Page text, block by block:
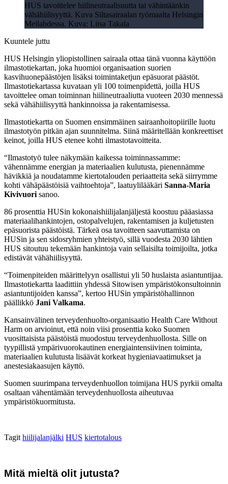
HUS tavoittelee hiilineutraalisuutta tai vähintäänkin
vähähiilisyyttä. Kuva Siltasairaalan työmaalta Helsingin
Meilahdessa. Kuva: Liisa Takala
Kuuntele juttu
HUS Helsingin yliopistollinen sairaala ottaa tänä vuonna käyttöön
ilmastotiekartan, joka huomioi organisaation suorien
kasvihuonepäästöjen lisäksi toimintaketjun epäsuorat päästöt.
Ilmastotiekartassa kuvataan yli 100 toimenpidettä, joilla HUS
tavoittelee oman toiminnan hiilineutraaliutta vuoteen 2030 mennessä
sekä vähähiilisyyttä hankinnoissa ja rakentamisessa.
Ilmastotiekartta on Suomen ensimmäinen sairaanhoitopiirille luotu
ilmastotyön pitkän ajan suunnitelma. Siinä määritellään konkreettiset
keinot, joilla HUS etenee kohti ilmastotavoitteita.
“Ilmastotyö tulee näkymään kaikessa toiminnassamme:
vähennämme energian ja materiaalien kulutusta, pienennämme
hävikkiä ja noudatamme kiertotalouden periaatteita sekä siirrymme
kohti vähäpäästöisiä vaihtoehtoja”, laatuylilääkäri Sanna-Maria
Kivivuori sanoo.
86 prosenttia HUSin kokonaishiilijalanjäljestä koostuu pääasiassa
materiaalihankintojen, ostopalvelujen, rakentamisen ja kuljetusten
epäsuorista päästöistä. Tärkeä osa tavoitteen saavuttamista on
HUSin ja sen sidosryhmien yhteistyö, sillä vuodesta 2030 lähtien
HUS sitoutuu tekemään hankintoja vain sellaisilta toimijoilta, jotka
edistävät vähähiilisyyttä.
“Toimenpiteiden määrittelyyn osallistui yli 50 huslaista asiantuntijaa.
Ilmastotiekartta laadittiin yhdessä Sitowisen ympäristökonsultoinnin
asiantuntijoiden kanssa”, kertoo HUSin ympäristöhallinnon
päällikkö Jani Valkama.
Kansainvälinen terveydenhuolto-organisaatio Health Care Without
Harm on arvioinut, että noin viisi prosenttia koko Suomen
vuosittaisista päästöistä muodostuu terveydenhuollosta. Sille on
tyypillistä ympärivuorokautinen energiaintensiivinen toiminta,
materiaalien kulutusta lisäävät korkeat hygieniavaatimukset ja
anestesiakaasujen käyttö.
Suomen suurimpana terveydenhuollon toimijana HUS pyrkii omalta
osaltaan vähentämään terveydenhuollosta aiheutuvaa
ympäristökuormitusta.
Tagit hiilijalanjälki HUS kiertotalous
Mitä mieltä olit jutusta?